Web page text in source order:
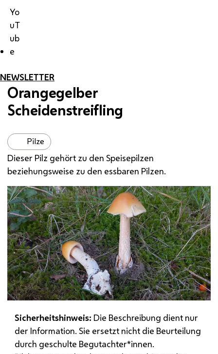
Yo
uT
ub
e
NEWSLETTER
Orangegelber
Scheidenstreifling
Pilze
Dieser Pilz gehört zu den Speisepilzen
beziehungsweise zu den essbaren Pilzen.
Sicherheitshinweis: Die Beschreibung dient nur
der Information. Sie ersetzt nicht die Beurteilung
durch geschulte Begutachter*innen.